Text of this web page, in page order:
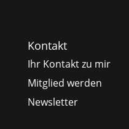
Kontakt
Ihr Kontakt zu mir
Mitglied werden
Newsletter